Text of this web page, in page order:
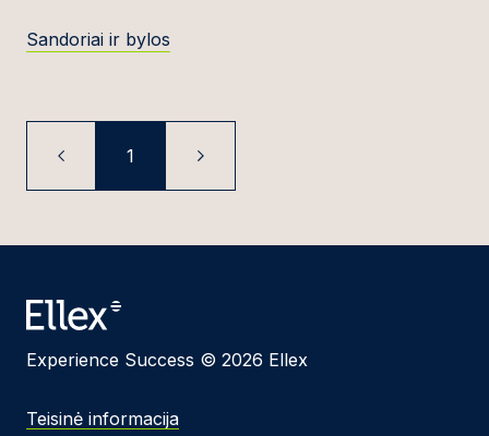
Sandoriai ir bylos
1
Experience Success © 2026 Ellex
Teisinė informacija